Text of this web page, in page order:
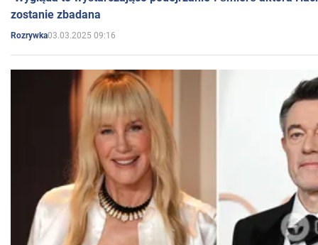
zostanie zbadana
Rozrywka03.03.2025 09:16